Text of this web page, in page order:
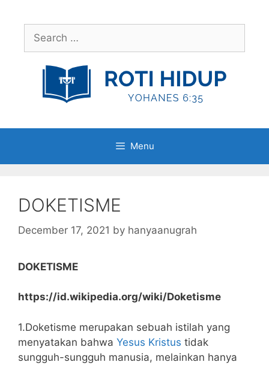
contentSearch
for:
Menu
DOKETISME
December 17, 2021 by hanyaanugrah
DOKETISME
https://id.wikipedia.org/wiki/Doketisme
1.Doketisme merupakan sebuah istilah yang
menyatakan bahwa Yesus Kristus tidak
sungguh-sungguh manusia, melainkan hanya